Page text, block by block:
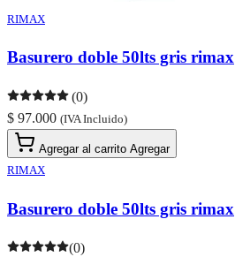
RIMAX
Basurero doble 50lts gris rimax
(0)
$ 97.000 (IVA Incluido)
Agregar al carrito Agregar
RIMAX
Basurero doble 50lts gris rimax
(0)